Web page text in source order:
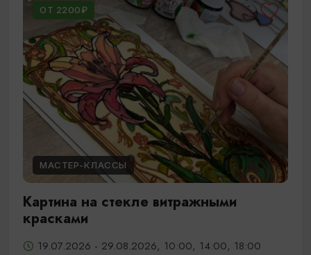
ОТ 2200₽
МАСТЕР-КЛАССЫ
Картина на стекле витражными
красками
19.07.2026 - 29.08.2026, 10:00, 14:00, 18:00